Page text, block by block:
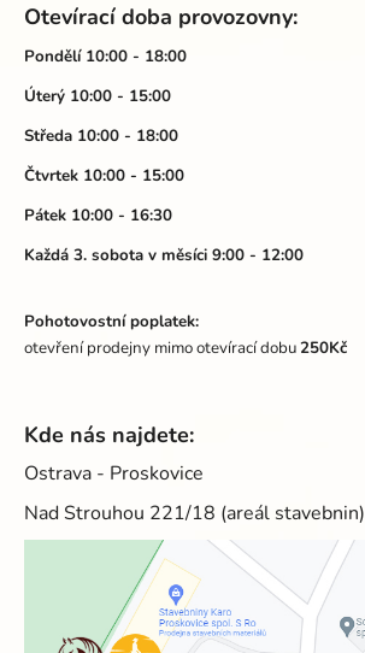
Otevírací doba provozovny:
Pondělí 10:00 - 18:00
Úterý 10:00 - 15:00
Středa 10:00 - 18:00
Čtvrtek 10:00 - 15:00
Pátek 10:00 - 16:30
Každá 3. sobota v měsíci 9:00 - 12:00
Pohotovostní poplatek:
otevření prodejny mimo otevírací dobu250Kč
Kde nás najdete:
Ostrava - Proskovice
Nad Strouhou 221/18 (areál stavebnin)